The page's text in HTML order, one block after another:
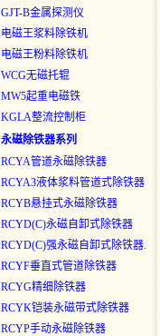
GJT-B金属探测仪
电磁王浆料除铁机
电磁王粉料除铁机
WCG无磁托辊
MW5起重电磁铁
KGLA整流控制柜
永磁除铁器系列
RCYA管道永磁除铁器
RCYA3液体浆料管道式除铁器
RCYB悬挂式永磁除铁器
RCYD(C)永磁自卸式除铁器
RCYD(C)强永磁自卸式除铁器.
RCYF垂直式管道除铁器
RCYG精细除铁器
RCYK铠装永磁带式除铁器
RCYP手动永磁除铁器